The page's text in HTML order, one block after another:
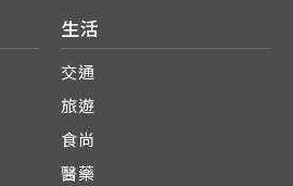
生活
交通
旅遊
食尚
醫藥